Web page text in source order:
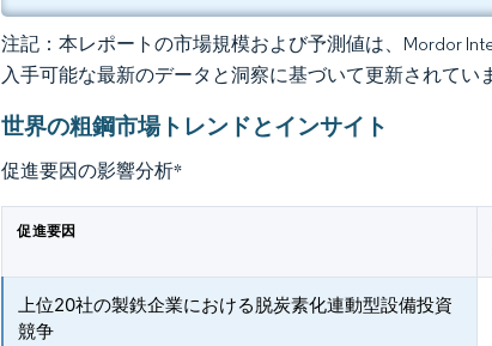
注記：本レポートの市場規模および予測値は、Mordor
入手可能な最新のデータと洞察に基づいて更新されてい
世界の粗鋼市場トレンドとインサイト
促進要因の影響分析*
促進要因
上位20社の製鉄企業における脱炭素化連動型設備投資
競争